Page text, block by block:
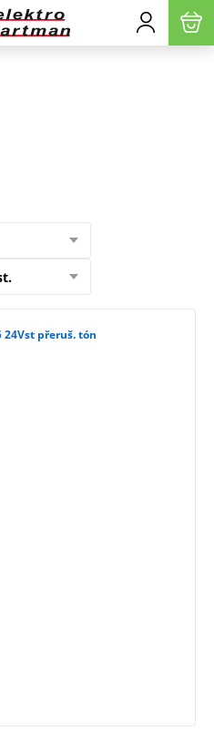
24Vst přeruš. tón